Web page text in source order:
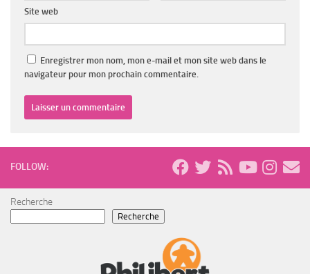
Site web
Enregistrer mon nom, mon e-mail et mon site web dans le
navigateur pour mon prochain commentaire.
FOLLOW:
Recherche
Recherche